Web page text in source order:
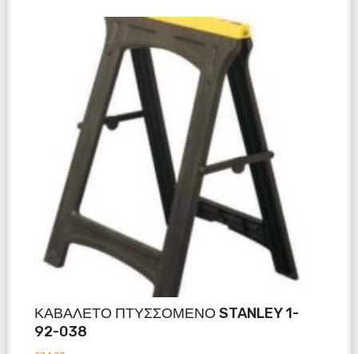
ΚΑΒΑΛΕΤΟ ΠΤΥΣΣΟΜΕΝΟ STANLEY 1-
92-038